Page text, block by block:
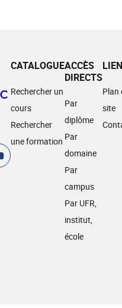
CATALOGUE
Rechercher un
cours
Rechercher
une formation
ACCÈS
DIRECTS
Par
diplôme
Par
domaine
Par
campus
Par UFR,
institut,
école
Plan
site